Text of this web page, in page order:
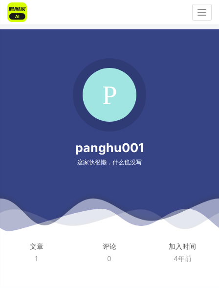
panghu001
这家伙很懒，什么也没写
文章
1
评论
0
加入时间
4年前